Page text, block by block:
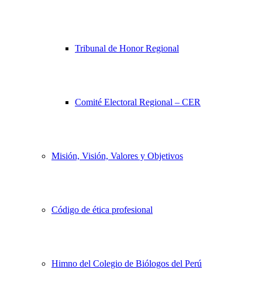
Tribunal de Honor Regional
Comité Electoral Regional – CER
Misión, Visión, Valores y Objetivos
Código de ética profesional
Himno del Colegio de Biólogos del Perú